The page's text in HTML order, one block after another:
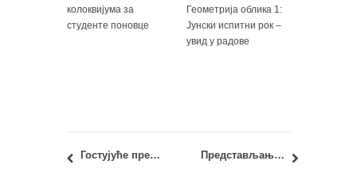
колоквијума за
студенте поновце
Геометрија облика 1:
Јунски испитни рок –
увид у радове
Гостујуће предавање: “Unfolding Urban Heritage Conservation As Community-Led Local Development” – др Елена Батаљини (Elenа Battaglini) Представљање публикације: “Формати за урбани живот: породична кућа у савременом граду” – Ана Никезић